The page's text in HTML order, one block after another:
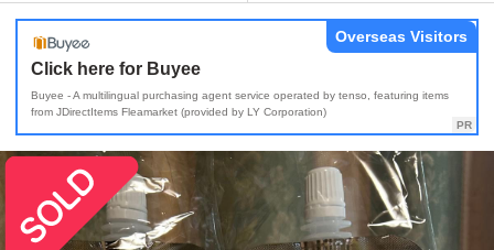
Click here for Buyee
Buyee - A multilingual purchasing agent service operated by tenso, featuring items
from JDirectItems Fleamarket (provided by LY Corporation)
Overseas Visitors